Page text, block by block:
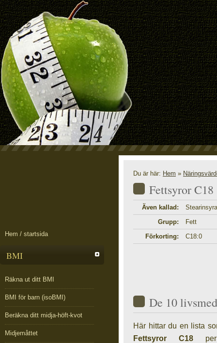
Hem / startsida
BMI
Räkna ut ditt BMI
BMI för barn (isoBMI)
Beräkna ditt midja-höft-kvot
Midjemåttet
Du är här: Hem »
Fettsyror C18
Även kallad:
Stearinsyra
Grupp:
Fett
Förkorting:
C18:0
De 10
Här hittar du en lista
Fettsyror C18per